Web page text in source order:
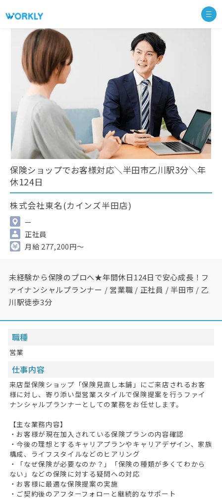
保険ショップでお客様対応＼半田市乙川駅3分＼年
休124日
株式会社東名(カインズ半田店)
—
正社員
月給 277,200円～
未経験から保険のプロへ★年間休日124日で安心成長！フ
ァイナンシャルプランナー / 営業職 / 正社員 / 半田市 / 乙
川駅徒歩3分
職種
営業
仕事内容
来店型保険ショップ「保険見直し本舗」にご来店されるお客
様に対し、寄り添い型営業スタイルで保険提案を行うファイ
ナンシャルプランナーとしての業務をお任せします。
【主な業務内容】
・お客様が現在加入されている保険プランの内容確認
・今後の理想とするキャリアプランやキャリアデザイン、家族
構成、ライフスタイルなどのヒアリング
・「なぜ保険が必要なのか？」「保険の種類が多くてわから
ない」などの保険に対する疑問への対応
・お客様に最適な保険提案の実施
・ご契約後のアフターフォローと継続的なサポート